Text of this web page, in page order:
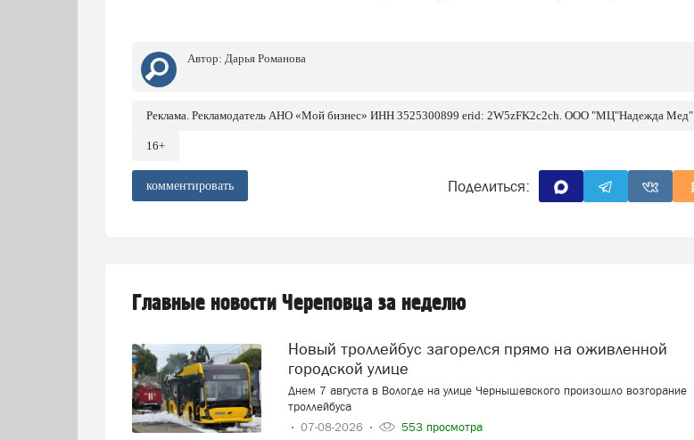
Автор: Дарья Романова
Реклама. Рекламодатель АНО «Мой бизнес» ИНН 3525300899 erid: 2W5zFK2c2ch. ООО "МЦ"Надежда Мед"
16+
комментировать Поделиться:
Главные новости Череповца за неделю
Новый троллейбус загорелся прямо на оживленной
городской улице
Днем 7 августа в Вологде на улице Чернышевского произошло возгорание
троллейбуса
07-08-2026
553 просмотра